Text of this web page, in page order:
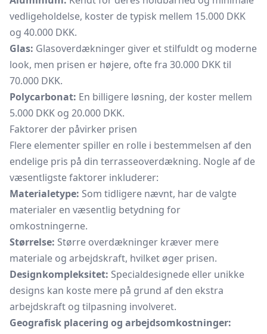
vedligeholdelse, koster de typisk mellem 15.000 DKK
og 40.000 DKK.
Glas: Glasoverdækninger giver et stilfuldt og moderne
look, men prisen er højere, ofte fra 30.000 DKK til
70.000 DKK.
Polycarbonat: En billigere løsning, der koster mellem
5.000 DKK og 20.000 DKK.
Faktorer der påvirker prisen
Flere elementer spiller en rolle i bestemmelsen af den
endelige pris på din terrasseoverdækning. Nogle af de
væsentligste faktorer inkluderer:
Materialetype: Som tidligere nævnt, har de valgte
materialer en væsentlig betydning for
omkostningerne.
Størrelse: Større overdækninger kræver mere
materiale og arbejdskraft, hvilket øger prisen.
Designkompleksitet: Specialdesignede eller unikke
designs kan koste mere på grund af den ekstra
arbejdskraft og tilpasning involveret.
Geografisk placering og arbejdsomkostninger: